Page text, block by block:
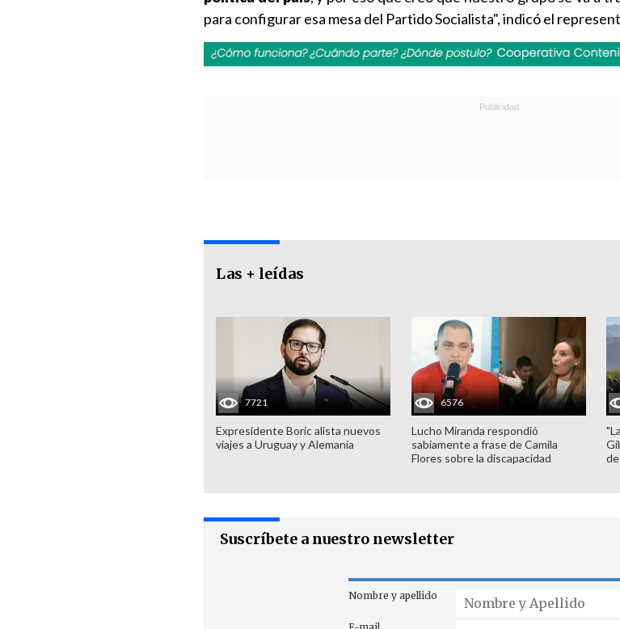
para configurar esa mesa del Partido Socialista", indicó el
Las + leídas
7721
Expresidente Boric alista nuevos
viajes a Uruguay y Alemania
6576
Lucho Miranda respondió
sabiamente a frase de Camila
Flores sobre la discapacidad
Suscríbete a nuestro newsletter
Nombre y apellido